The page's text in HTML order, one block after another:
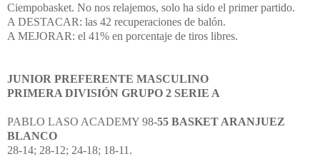
Ciempobasket. No nos relajemos, solo ha sido el primer partido.
A DESTACAR: las 42 recuperaciones de balón.
A MEJORAR: el 41% en porcentaje de tiros libres.
JUNIOR PREFERENTE MASCULINO
PRIMERA DIVISIÓN GRUPO 2 SERIE A
PABLO LASO ACADEMY 98-55 BASKET ARANJUEZ
BLANCO
28-14; 28-12; 24-18; 18-11.